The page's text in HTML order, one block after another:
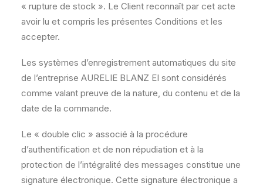
« rupture de stock ». Le Client reconnaît par cet acte
avoir lu et compris les présentes Conditions et les
accepter.
Les systèmes d’enregistrement automatiques du site
de l’entreprise AURELIE BLANZ EI sont considérés
comme valant preuve de la nature, du contenu et de la
date de la commande.
Le « double clic » associé à la procédure
d’authentification et de non répudiation et à la
protection de l’intégralité des messages constitue une
signature électronique. Cette signature électronique a